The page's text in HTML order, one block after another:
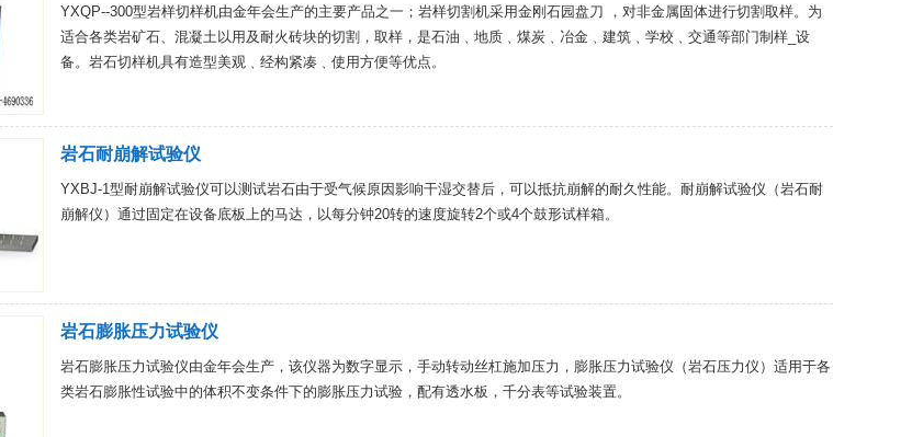
YXQP--300型岩样切样机由金年会生产的主要产品之一；岩样切割机采用金刚石园盘刀 ，对非金属固体进行切割取样。为
适合各类岩矿石、混凝土以用及耐火砖块的切割，取样，是石油﹑地质﹑煤炭﹑冶金﹑建筑﹑学校﹑交通等部门制样_设
备。岩石切样机具有造型美观﹑经构紧凑﹑使用方便等优点。
岩石耐崩解试验仪
YXBJ-1型耐崩解试验仪可以测试岩石由于受气候原因影响干湿交替后，可以抵抗崩解的耐久性能。耐崩解试验仪（岩石耐
崩解仪）通过固定在设备底板上的马达，以每分钟20转的速度旋转2个或4个鼓形试样箱。
岩石膨胀压力试验仪
岩石膨胀压力试验仪由金年会生产，该仪器为数字显示，手动转动丝杠施加压力，膨胀压力试验仪（岩石压力仪）适用于各
类岩石膨胀性试验中的体积不变条件下的膨胀压力试验，配有透水板，千分表等试验装置。